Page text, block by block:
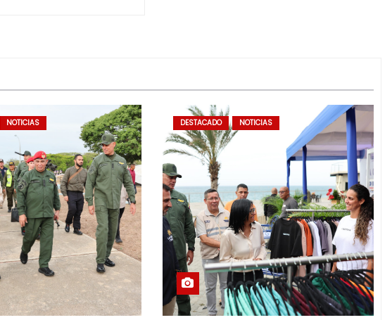
NOTICIAS DESTACADO NOTICIAS